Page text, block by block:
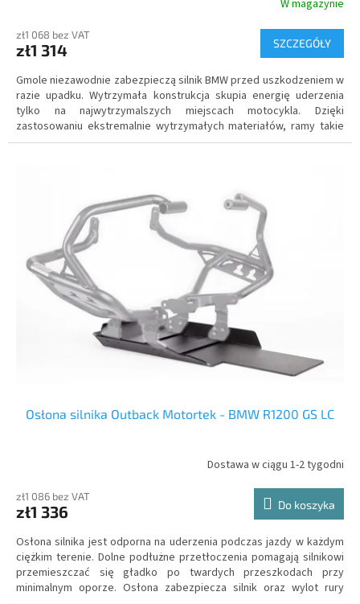
W magazynie
zł1 068 bez VAT
zł1 314 SZCZEGÓŁY
Gmole niezawodnie zabezpieczą silnik BMW przed uszkodzeniem w
razie upadku. Wytrzymała konstrukcja skupia energię uderzenia
tylko na najwytrzymalszych miejscach motocykla. Dzięki
zastosowaniu ekstremalnie wytrzymałych materiałów, ramy takie
zapewniają wystarczającą ochronę przy zachowaniu niskiej wagi
Osłona silnika Outback Motortek - BMW R1200 GS LC
Dostawa w ciągu 1-2 tygodni
zł1 086 bez VAT
zł1 336 Do koszyka
Osłona silnika jest odporna na uderzenia podczas jazdy w każdym
ciężkim terenie. Dolne podłużne przetłoczenia pomagają silnikowi
przemieszczać się gładko po twardych przeszkodach przy
minimalnym oporze. Osłona zabezpiecza silnik oraz wylot rury